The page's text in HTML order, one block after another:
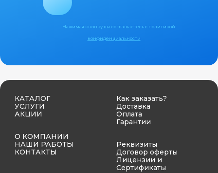
Нажимая кнопку вы соглашаетесь с политикой
конфиденциальности
КАТАЛОГ
УСЛУГИ
АКЦИИ
О КОМПАНИИ
НАШИ РАБОТЫ
КОНТАКТЫ
Как заказать?
Доставка
Оплата
Гарантии
Реквизиты
Договор оферты
Лицензии и
Сертификаты